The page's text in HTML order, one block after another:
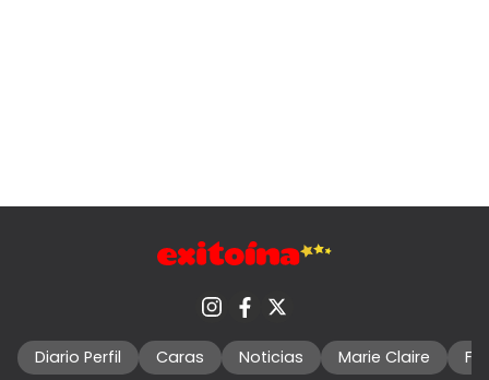
Diario Perfil Caras Noticias Marie Claire